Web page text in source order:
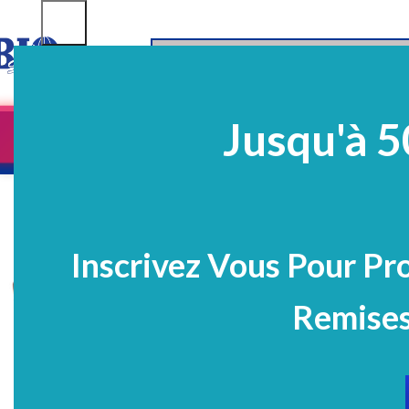
Jusqu'à
Inscrivez Vous Pour
EquipementsEQ Médico-Dentaires